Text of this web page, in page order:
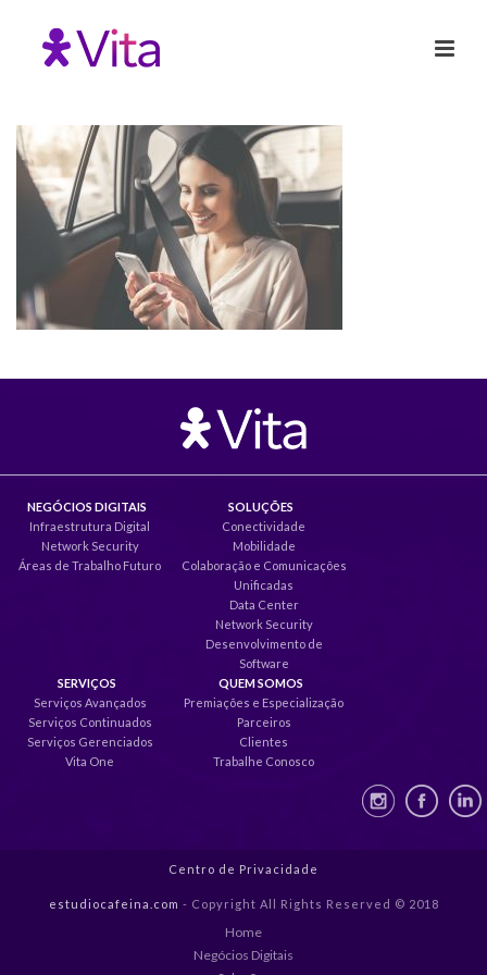
NEGÓCIOS DIGITAIS
Infraestrutura Digital
Network Security
Áreas de Trabalho Futuro
SOLUÇÕES
Conectividade
Mobilidade
Colaboração e Comunicações
Unificadas
Data Center
Network Security
Desenvolvimento de
Software
SERVIÇOS
Serviços Avançados
Serviços Continuados
Serviços Gerenciados
Vita One
QUEM SOMOS
Premiações e Especialização
Parceiros
Clientes
Trabalhe Conosco
Centro de Privacidade
estudiocafeina.com - Copyright All Rights Reserved © 2018
Home
Negócios Digitais